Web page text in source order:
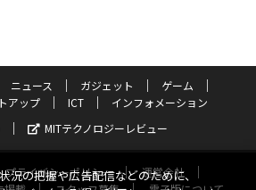
ニュース ガジェット
ゲーム
アップ ICT
インフォメーション
MITテクノロジーレビュー
プライバシーポリシー
運営会社
況の把握や広告配信などのために、